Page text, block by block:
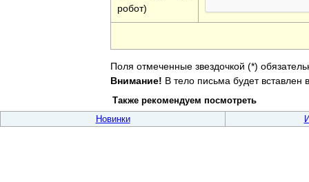
робот)
Поля отмеченные звездочкой (*)
Внимание! В тело письма будет
Также рекомендуем посмотреть
Новинки